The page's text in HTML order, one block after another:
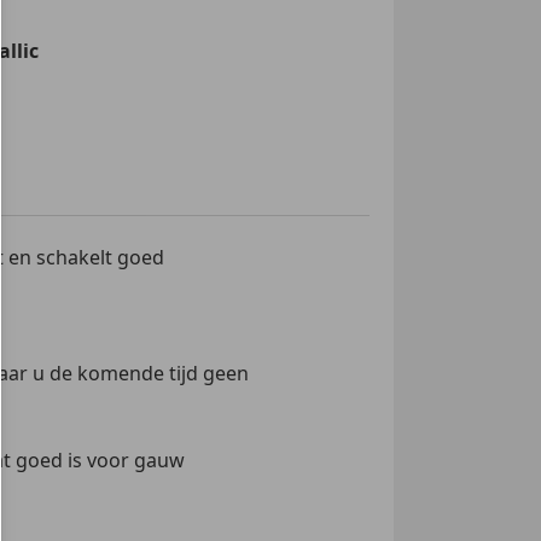
buitenspiegels
met
velgen (16")
schakelt goed
u de komende tijd geen
goed is voor gauw